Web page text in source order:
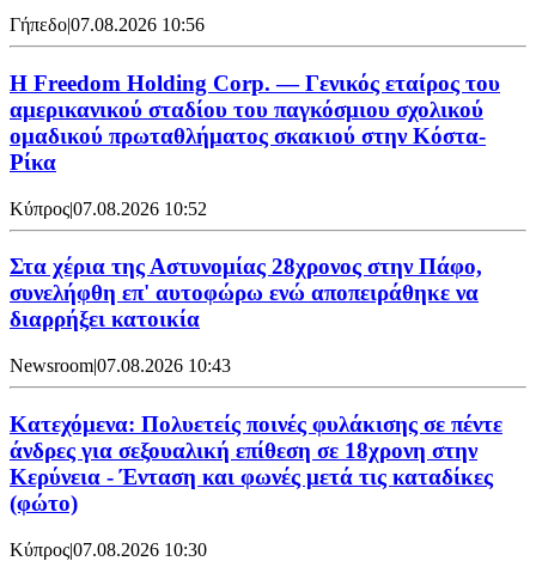
Γήπεδο|07.08.2026 10:56
Η Freedom Holding Corp. — Γενικός εταίρος του
αμερικανικού σταδίου του παγκόσμιου σχολικού
ομαδικού πρωταθλήματος σκακιού στην Κόστα-
Ρίκα
Κύπρος|07.08.2026 10:52
Στα χέρια της Αστυνομίας 28χρονος στην Πάφο,
συνελήφθη επ' αυτοφώρω ενώ αποπειράθηκε να
διαρρήξει κατοικία
Newsroom|07.08.2026 10:43
Κατεχόμενα: Πολυετείς ποινές φυλάκισης σε πέντε
άνδρες για σεξουαλική επίθεση σε 18χρονη στην
Κερύνεια - Ένταση και φωνές μετά τις καταδίκες
(φώτο)
Κύπρος|07.08.2026 10:30